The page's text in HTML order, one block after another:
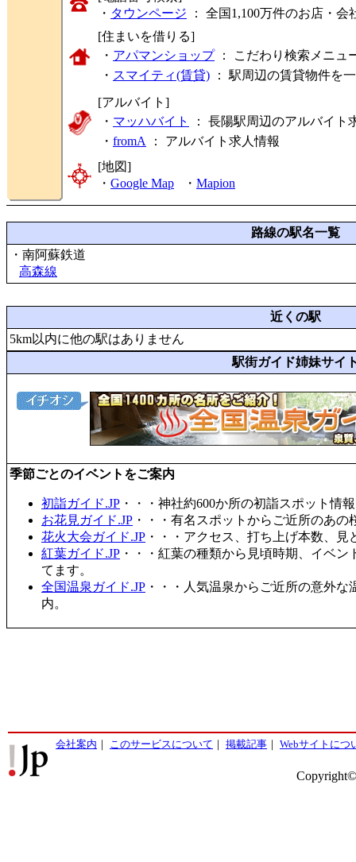
・ タウンページ ： 全国1,100万件のお店・
[住まいを借りる]
・ アパマンショップ： こだわり検索メニュ
・ スマイティ(賃貸) ： 駅周辺の賃貸物件を
[アルバイト]
・ マッハバイト
： 長陽駅周辺のアルバイト
・ fromA ： アルバイト求人情報
[地図]
・ Google Map ・ Mapion
路線の駅名一覧
・南阿蘇鉄道
高森線
近くの駅
5km以内に他の駅はありません
駅街ガイド姉妹サイ
季節ごとのイベントをご案内
初詣ガイド.JP ・・・神社約600か所の初詣スポット情
お花見ガイド.JP ・・・有名スポットからご近所のあ
花火大会ガイド.JP ・・・アクセス、打ち上げ本数、
紅葉ガイド.JP ・・・紅葉の種類から見頃時期、イベ
てます。
全国温泉ガイド.JP ・・・人気温泉からご近所の意外
内。
会社案内 ｜ このサービスについて ｜ 掲載記事 ｜ Webサイトにつ